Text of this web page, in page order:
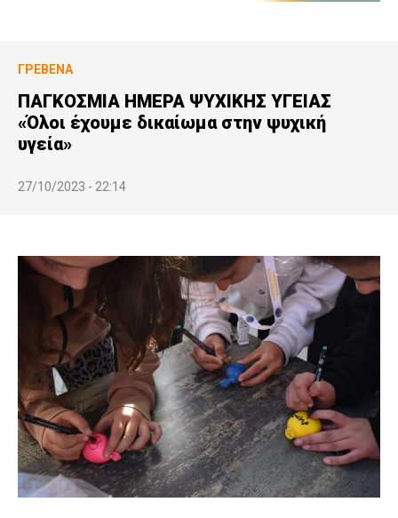
ΓΡΕΒΕΝΆ
ΠΑΓΚΟΣΜΙΑ ΗΜΕΡΑ ΨΥΧΙΚΗΣ ΥΓΕΙΑΣ
«Όλοι έχουμε δικαίωμα στην ψυχική
υγεία»
27/10/2023 - 22:14